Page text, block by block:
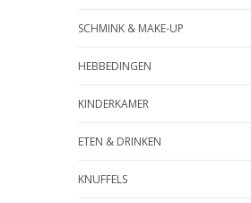
SCHMINK & MAKE-UP
HEBBEDINGEN
KINDERKAMER
ETEN & DRINKEN
KNUFFELS